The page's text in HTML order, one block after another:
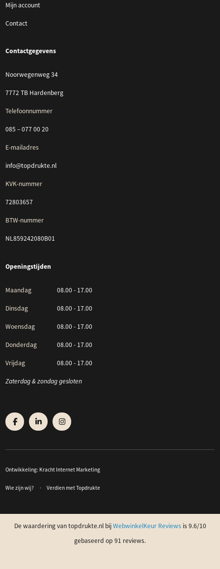
Mijn account
Contact
Contactgegevens
Noorwegenweg 34
7772 TB Hardenberg
Telefoonnummer
085 – 077 00 20
E-mailadres
info@topdrukte.nl
KVK-nummer
72803657
BTW-nummer
NL859242080B01
Openingstijden
Maandag 08.00 - 17.00
Dinsdag 08.00 - 17.00
Woensdag 08.00 - 17.00
Donderdag 08.00 - 17.00
Vrijdag 08.00 - 17.00
Zaterdag & zondag gesloten
Ontwikkeling: Kracht Internet Marketing
Wie zijn wij? Verdien met Topdrukte
De waardering van topdrukte.nl bijWebwinkelKeur Reviewsis 9.6/10
gebaseerd op 91 reviews.